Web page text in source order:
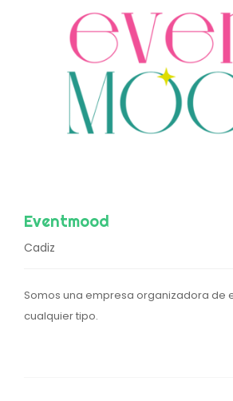
Eventmood
Cadiz
Somos una empresa organizadora de
cualquier tipo.